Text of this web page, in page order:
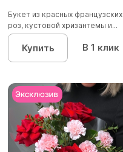
Букет из красных французских
роз, кустовой хризантемы и...
Купить В 1 клик